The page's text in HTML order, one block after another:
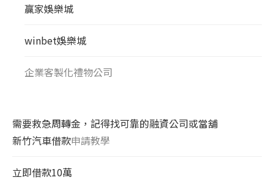
贏家娛樂城
winbet娛樂城
企業客製化禮物公司
需要救急周轉金，記得找可靠的融資公司或當舖
新竹汽車借款申請教學
立即借款10萬